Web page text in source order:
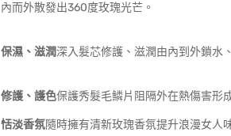
內而外散發出360度玫瑰光
保濕、滋潤深入髮芯修護、滋潤由內到外鎖
修護、護色保護秀髮毛鱗片阻隔外在熱傷害形
恬淡香氛隨時擁有清新玫瑰香氛提升浪漫女人